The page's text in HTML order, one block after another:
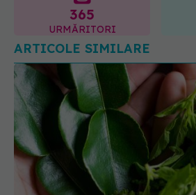
365
URMĂRITORI
ARTICOLE SIMILARE